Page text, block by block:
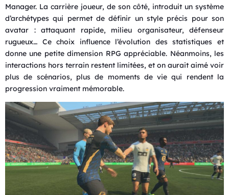
Manager. La carrière joueur, de son côté, introduit un système
d’archétypes qui permet de définir un style précis pour son
avatar : attaquant rapide, milieu organisateur, défenseur
rugueux… Ce choix influence l’évolution des statistiques et
donne une petite dimension RPG appréciable. Néanmoins, les
interactions hors terrain restent limitées, et on aurait aimé voir
plus de scénarios, plus de moments de vie qui rendent la
progression vraiment mémorable.